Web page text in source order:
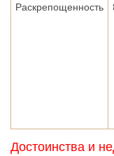
Раскрепощенность
Достоинства и